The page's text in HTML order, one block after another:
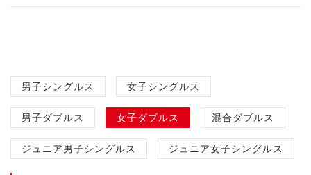
男子シングルス 女子シングルス
男子ダブルス 女子ダブルス 混合ダブルス
ジュニア男子シングルス ジュニア女子シングルス